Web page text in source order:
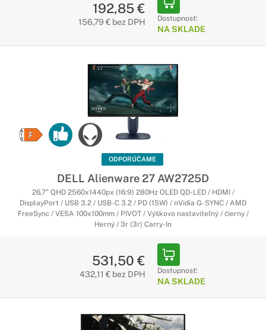
192,85 €
156,79 € bez DPH Dostupnosť:
NA SKLADE
ODPORÚČAME
DELL Alienware 27 AW2725D
26,7" QHD 2560x1440px (16:9) 280Hz OLED QD-LED / HDMI /
DisplayPort / USB 3.2 / USB-C 3.2 / PD (15W) / nVidia G-SYNC / AMD
FreeSync / VESA 100x100mm / PIVOT / Výškovo nastaviteľný / čierny /
Herný / 3r (3r) Carry-In
531,50 €
432,11 € bez DPH Dostupnosť:
NA SKLADE